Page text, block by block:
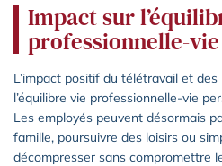
Impact sur
professionnelle-
L’impact positif du télétravail et
l’équilibre vie professionnelle-vie
Les employés peuvent désormais
famille, poursuivre des loisirs ou
décompresser sans compromettre